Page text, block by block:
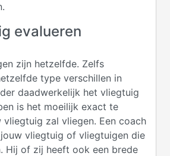
evalueren
zijn hetzelfde. Zelfs
type verschillen in
daadwerkelijk het vliegtuig
is het moeilijk exact te
vliegtuig zal vliegen. Een coach
vliegtuig of vliegtuigen die
Hij of zij heeft ook een brede